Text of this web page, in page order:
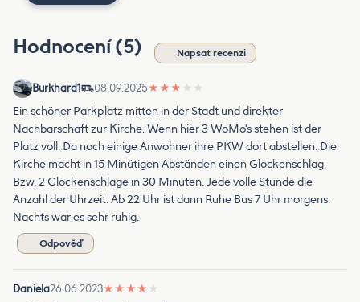
Hodnocení (5) Napsat recenzi
Burkhard1 08.09.2025★ ★ ★ ★ ★
Ein schöner Parkplatz mitten in der Stadt und direkter
Nachbarschaft zur Kirche. Wenn hier 3 WoMo's stehen ist der
Platz voll. Da noch einige Anwohner ihre PKW dort abstellen. Die
Kirche macht in 15 Minütigen Abständen einen Glockenschlag.
Bzw. 2 Glockenschläge in 30 Minuten. Jede volle Stunde die
Anzahl der Uhrzeit. Ab 22 Uhr ist dann Ruhe Bus 7 Uhr morgens.
Nachts war es sehr ruhig.
Odpověď
Daniela26.06.2023★ ★ ★ ★ ★